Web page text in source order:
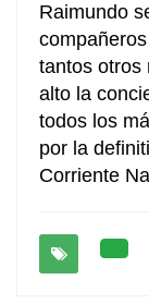
Raimundo
tantos otros
alto la
todos los
por la
Corriente